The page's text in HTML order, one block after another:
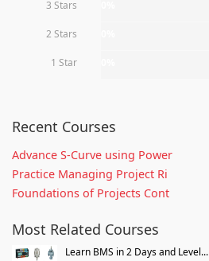
3 Stars
2 Stars
1 Star
Recent Courses
Advance S-Curve using Power
Practice Managing Project Ri
Foundations of Projects Cont
Most Related Courses
Learn BMS in 2 Days and Level...